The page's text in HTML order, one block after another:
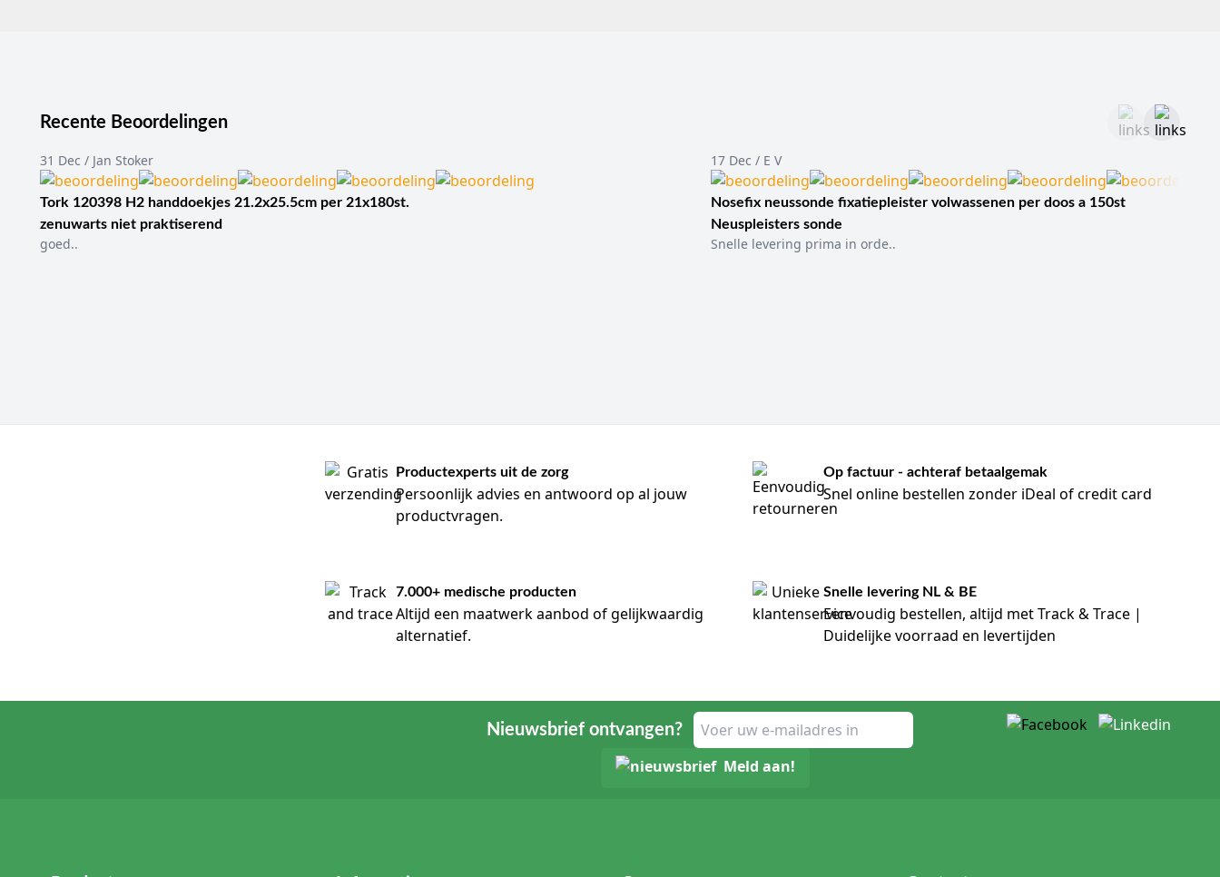
Recente Beoordelingen
31 Dec / Jan Stoker
Tork 120398 H2 handdoekjes 21.2x25.5cm per 21x180st.
zenuwarts niet praktiserend
goed..
17 Dec / E V
Nosefix neussonde fixatiepleister volwassenen per doos a 150st
Neuspleisters sonde
Snelle levering prima in orde..
Productexperts uit de zorg
Persoonlijk advies en antwoord op al jouw
productvragen.
Op factuur - achteraf betaalgemak
Snel online bestellen zonder iDeal of credit card
7.000+ medische producten
Altijd een maatwerk aanbod of gelijkwaardig
alternatief.
Snelle levering NL & BE
Eenvoudig bestellen, altijd met Track & Trace |
Duidelijke voorraad en levertijden
Nieuwsbrief ontvangen?
Meld aan!